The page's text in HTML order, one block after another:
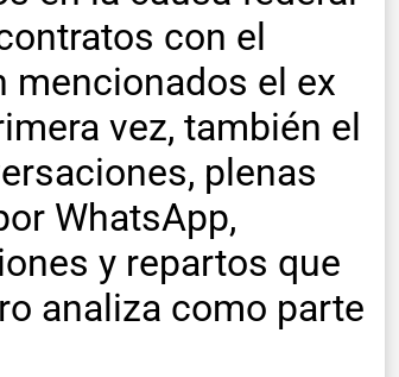
con el
mencionados el ex
vez, también el
plenas
WhatsApp,
y repartos que
analiza como parte